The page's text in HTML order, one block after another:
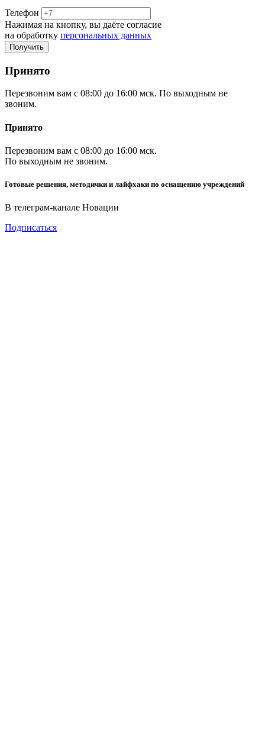
Телефон
Нажимая на кнопку, вы даёте согласие
на обработку персональных данных
Принято
Перезвоним вам с 08:00 до 16:00 мск. По выходным не
звоним.
Принято
Перезвоним вам с 08:00 до 16:00 мск.
По выходным не звоним.
Готовые решения, методички и лайфхаки по оснащению учреждений
В телеграм-канале Новации
Подписаться